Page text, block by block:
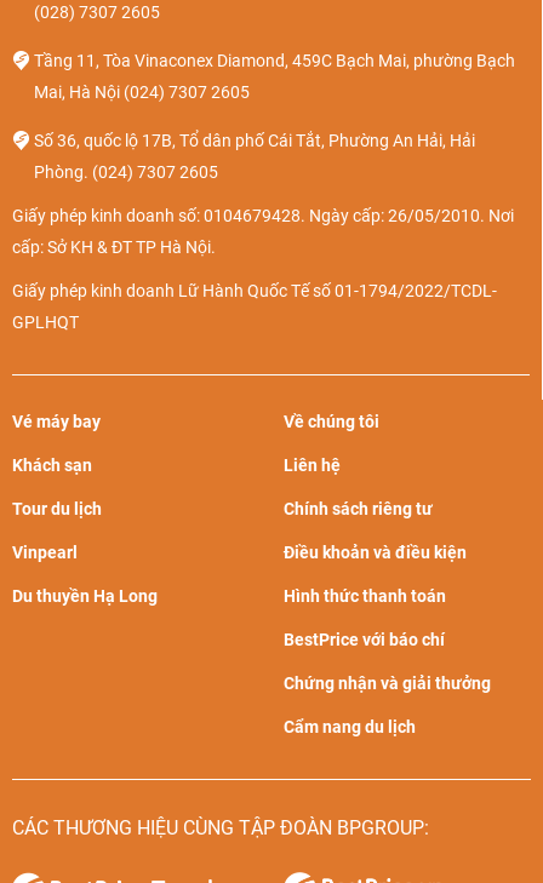
(028) 7307 2605
Tầng 11, Tòa Vinaconex Diamond, 459C Bạch Mai, phường Bạch
Mai, Hà Nội (024) 7307 2605
Số 36, quốc lộ 17B, Tổ dân phố Cái Tắt, Phường An Hải, Hải
Phòng. (024) 7307 2605
Giấy phép kinh doanh số: 0104679428. Ngày cấp: 26/05/2010. Nơi
cấp: Sở KH & ĐT TP Hà Nội.
Giấy phép kinh doanh Lữ Hành Quốc Tế số 01-1794/2022/TCDL-
GPLHQT
Vé máy bay
Khách sạn
Tour du lịch
Vinpearl
Du thuyền Hạ Long
Về chúng tôi
Liên hệ
Chính sách riêng tư
Điều khoản và điều kiện
Hình thức thanh toán
BestPrice với báo chí
Chứng nhận và giải thưởng
Cẩm nang du lịch
CÁC THƯƠNG HIỆU CÙNG TẬP ĐOÀN BPGROUP: